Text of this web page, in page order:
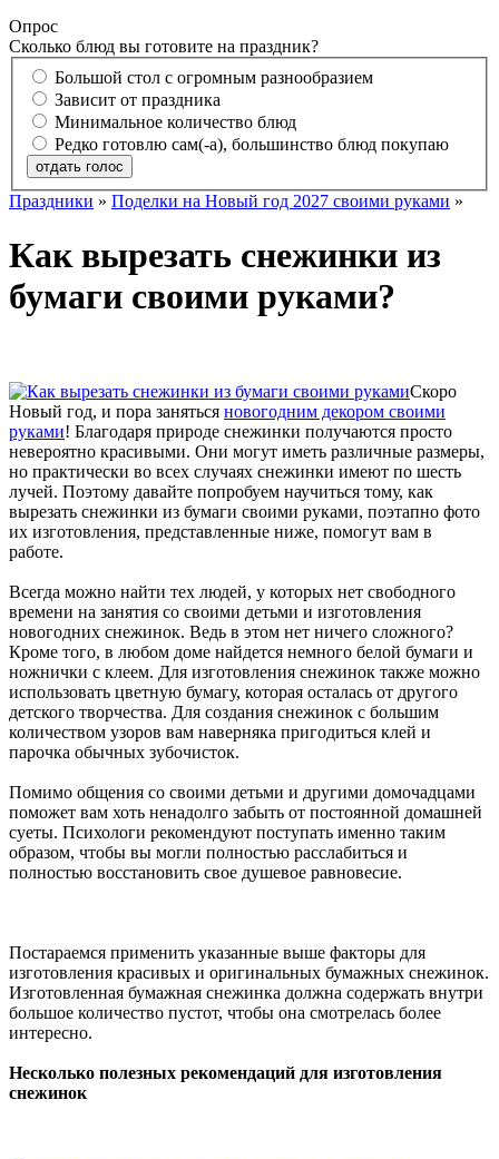
Опрос
Сколько блюд вы готовите на праздник?
Большой стол с огромным разнообразием
Зависит от праздника
Минимальное количество блюд
Редко готовлю сам(-а), большинство блюд покупаю
отдать голос
Праздники » Поделки на Новый год 2027 своими руками »
Как вырезать снежинки из
бумаги своими руками?
Скоро
Новый год, и пора заняться новогодним декором своими
руками! Благодаря природе снежинки получаются просто
невероятно красивыми. Они могут иметь различные размеры,
но практически во всех случаях снежинки имеют по шесть
лучей. Поэтому давайте попробуем научиться тому, как
вырезать снежинки из бумаги своими руками, поэтапно фото
их изготовления, представленные ниже, помогут вам в
работе.
Всегда можно найти тех людей, у которых нет свободного
времени на занятия со своими детьми и изготовления
новогодних снежинок. Ведь в этом нет ничего сложного?
Кроме того, в любом доме найдется немного белой бумаги и
ножнички с клеем. Для изготовления снежинок также можно
использовать цветную бумагу, которая осталась от другого
детского творчества. Для создания снежинок с большим
количеством узоров вам наверняка пригодиться клей и
парочка обычных зубочисток.
Помимо общения со своими детьми и другими домочадцами
поможет вам хоть ненадолго забыть от постоянной домашней
суеты. Психологи рекомендуют поступать именно таким
образом, чтобы вы могли полностью расслабиться и
полностью восстановить свое душевое равновесие.
Постараемся применить указанные выше факторы для
изготовления красивых и оригинальных бумажных снежинок.
Изготовленная бумажная снежинка должна содержать внутри
большое количество пустот, чтобы она смотрелась более
интересно.
Несколько полезных рекомендаций для изготовления
снежинок